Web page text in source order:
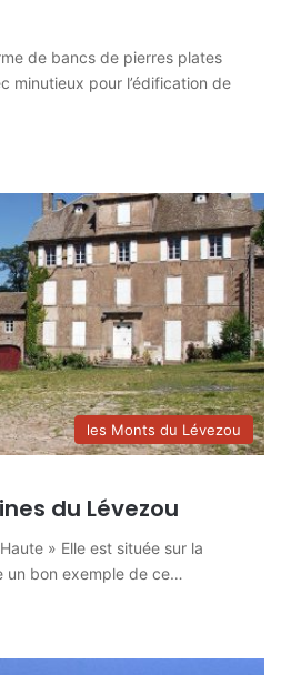
de bancs de pierres plates
minutieux pour l’édification de
les Monts du Lévezou
du Lévezou
» Elle est située sur la
un bon exemple de ce…